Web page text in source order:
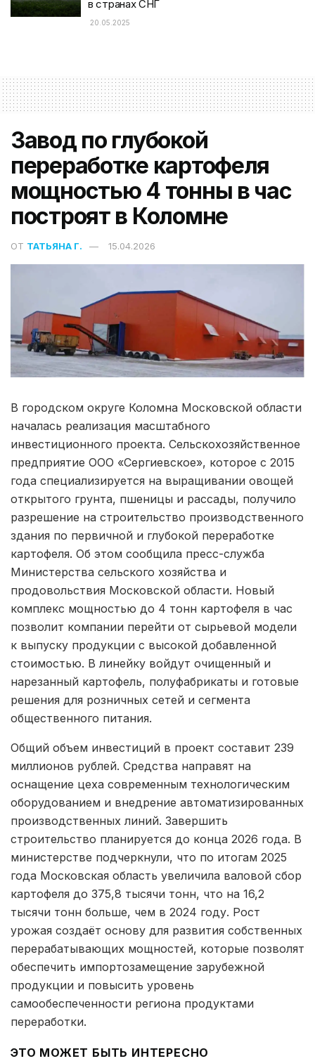
в странах СНГ
20.05.2025
Завод по глубокой
переработке картофеля
мощностью 4 тонны в час
построят в Коломне
ОТ ТАТЬЯНА Г. 15.04.2026
В городском округе Коломна Московской области
началась реализация масштабного
инвестиционного проекта. Сельскохозяйственное
предприятие ООО «Сергиевское», которое с 2015
года специализируется на выращивании овощей
открытого грунта, пшеницы и рассады, получило
разрешение на строительство производственного
здания по первичной и глубокой переработке
картофеля. Об этом сообщила пресс-служба
Министерства сельского хозяйства и
продовольствия Московской области. Новый
комплекс мощностью до 4 тонн картофеля в час
позволит компании перейти от сырьевой модели
к выпуску продукции с высокой добавленной
стоимостью. В линейку войдут очищенный и
нарезанный картофель, полуфабрикаты и готовые
решения для розничных сетей и сегмента
общественного питания.
Общий объем инвестиций в проект составит 239
миллионов рублей. Средства направят на
оснащение цеха современным технологическим
оборудованием и внедрение автоматизированных
производственных линий. Завершить
строительство планируется до конца 2026 года. В
министерстве подчеркнули, что по итогам 2025
года Московская область увеличила валовой сбор
картофеля до 375,8 тысячи тонн, что на 16,2
тысячи тонн больше, чем в 2024 году. Рост
урожая создаёт основу для развития собственных
перерабатывающих мощностей, которые позволят
обеспечить импортозамещение зарубежной
продукции и повысить уровень
самообеспеченности региона продуктами
переработки.
ЭТО МОЖЕТ БЫТЬ ИНТЕРЕСНО